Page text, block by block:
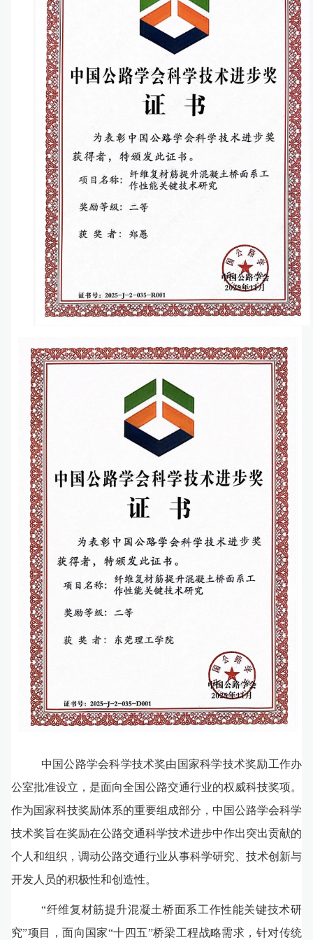
中国公路学会科学技术奖由国家科学技术奖励工作办
公室批准设立，是面向全国公路交通行业的权威科技奖项。
作为国家科技奖励体系的重要组成部分，中国公路学会科学
技术奖旨在奖励在公路交通科学技术进步中作出突出贡献的
个人和组织，调动公路交通行业从事科学研究、技术创新与
开发人员的积极性和创造性。
“纤维复材筋提升混凝土桥面系工作性能关键技术研
究”项目，面向国家“十四五”桥梁工程战略需求，针对传统